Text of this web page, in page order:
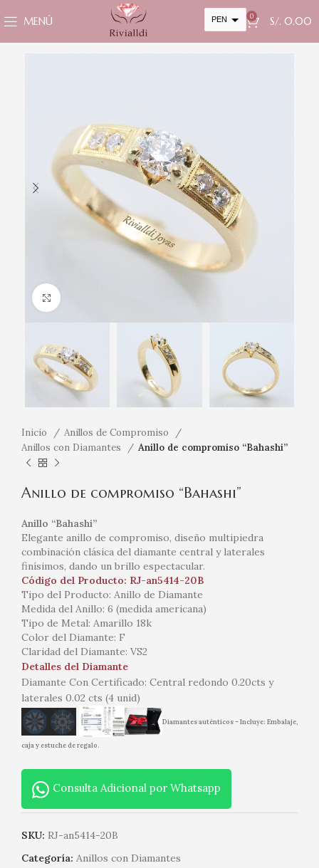
MENÚ PEN
USD
0 S/. 0.00
Inicio
Anillos de Compromiso
Anillos con Diamantes
Anillo de compromiso “Bahashi”
Anillo de compromiso “Bahashi”
Anillo “Bahashi”
Elegante anillo de compromiso, diseño multipiedra
combinación clásica del diamante central y laterales
finísimos, dando un brillo espectacular.
Código del Producto: RJ-an5414-20B
Tipo del Producto: Anillo de Diamante
Medida del Anillo: 6 (medida americana)
Tipo de Metal: Amarillo 18k
Color del Diamante: F
Claridad del Diamante: VS2
Detalles del Diamante
Diamante Con Certificado: Central redondo 0.20cts y
laterales 0.02 cts (4 unid)
Diamantes auténticos – Incluye: Embalaje,
caja y estuche de regalo.
Consulta Adicional por Whatsapp
SKU: RJ-an5414-20B
Categoría: Anillos con Diamantes